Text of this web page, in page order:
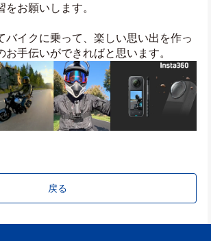
お願いします。
バイクに乗って、楽しい思い出を作っ
お手伝いができればと思います。
戻る